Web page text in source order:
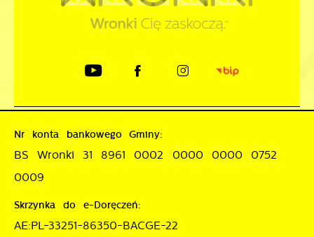
Nr konta bankowego Gminy:
BS Wronki 31 8961 0002 0000 0000 0752
0009
Skrzynka do e-Doręczeń:
AE:PL-33251-86350-BACGE-22